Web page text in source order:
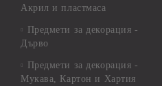
Акрил и пластмаса
Предмети за декорация -
Дърво
Предмети за декорация -
Мукава, Картон и Хартия